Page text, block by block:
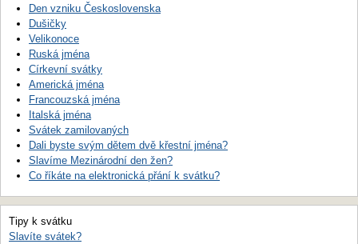
Den vzniku Československa
Dušičky
Velikonoce
Ruská jména
Církevní svátky
Americká jména
Francouzská jména
Italská jména
Svátek zamilovaných
Dali byste svým dětem dvě křestní jména?
Slavíme Mezinárodní den žen?
Co říkáte na elektronická přání k svátku?
Tipy k svátku
Slavíte svátek?